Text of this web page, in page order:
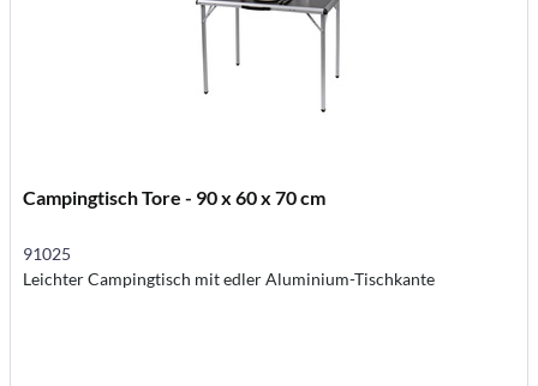
Campingtisch Tore - 90 x 60 x 70 cm
91025
Leichter Campingtisch mit edler Aluminium-Tischkante